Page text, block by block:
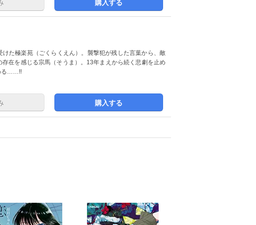
購入する
た極楽苑（ごくらくえん）。襲撃犯が残した言葉から、敵
在を感じる宗馬（そうま）。13年まえから続く悲劇を止め
る……!!
購入する